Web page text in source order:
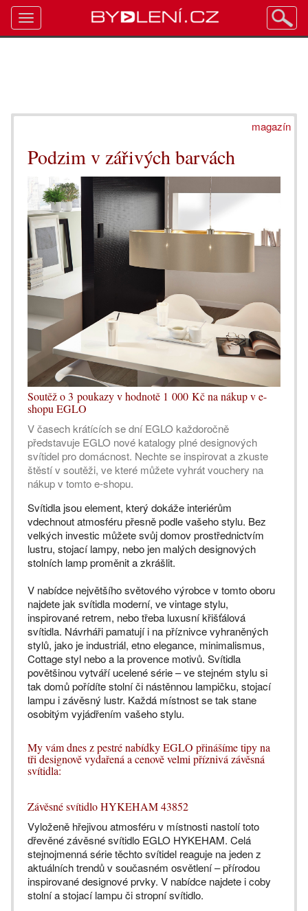
magazín
Podzim v zářivých barvách
Soutěž o 3 poukazy v hodnotě 1 000 Kč na nákup v e-
shopu EGLO
V časech krátících se dní EGLO každoročně
představuje EGLO nové katalogy plné designových
svítidel pro domácnost. Nechte se inspirovat a zkuste
štěstí v soutěži, ve které můžete vyhrát vouchery na
nákup v tomto e-shopu.
Svítidla jsou element, který dokáže interiérům
vdechnout atmosféru přesně podle vašeho stylu. Bez
velkých investic můžete svůj domov prostřednictvím
lustru, stojací lampy, nebo jen malých designových
stolních lamp proměnit a zkrášlit.
V nabídce největšího světového výrobce v tomto oboru
najdete jak svítidla moderní, ve vintage stylu,
inspirované retrem, nebo třeba luxusní křišťálová
svítidla. Návrháři pamatují i na příznivce vyhraněných
stylů, jako je industriál, etno elegance, minimalismus,
Cottage styl nebo a la provence motivů. Svítidla
povětšinou vytváří ucelené série – ve stejném stylu si
tak domů pořídíte stolní či nástěnnou lampičku, stojací
lampu i závěsný lustr. Každá místnost se tak stane
osobitým vyjádřením vašeho stylu.
My vám dnes z pestré nabídky EGLO přinášíme tipy na
tři designově vydařená a cenově velmi příznivá závěsná
svítidla:
Závěsné svítidlo HYKEHAM 43852
Vyloženě hřejivou atmosféru v místnosti nastolí toto
dřevěné závěsné svítidlo EGLO HYKEHAM. Celá
stejnojmenná série těchto svítidel reaguje na jeden z
aktuálních trendů v současném osvětlení – přírodou
inspirované designové prvky. V nabídce najdete i coby
stolní a stojací lampu či stropní svítidlo.
Toggle
navigation